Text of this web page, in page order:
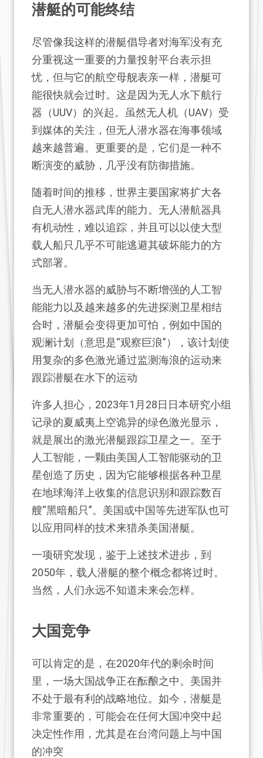
潜艇的可能终结
尽管像我这样的潜艇倡导者对海军没有充
分重视这一重要的力量投射平台表示担
忧，但与它的航空母舰表亲一样，潜艇可
能很快就会过时。这是因为无人水下航行
器（UUV）的兴起。虽然无人机（UAV）受
到媒体的关注，但无人潜水器在海事领域
越来越普遍。更重要的是，它们是一种不
断演变的威胁，几乎没有防御措施。
随着时间的推移，世界主要国家将扩大各
自无人潜水器武库的能力。无人潜航器具
有机动性，难以追踪，并且可以以使大型
载人船只几乎不可能逃避其破坏能力的方
式部署。
当无人潜水器的威胁与不断增强的人工智
能能力以及越来越多的先进探测卫星相结
合时，潜艇会变得更加可怕，例如中国的
观澜计划（意思是“观察巨浪”），该计划使
用复杂的多色激光通过监测海浪的运动来
跟踪潜艇在水下的运动
许多人担心，2023年1月28日日本研究小组
记录的夏威夷上空诡异的绿色激光显示，
就是展出的激光潜艇跟踪卫星之一。至于
人工智能，一颗由美国人工智能驱动的卫
星创造了历史，因为它能够根据各种卫星
在地球海洋上收集的信息识别和跟踪数百
艘“黑暗船只”。美国或中国等先进军队也可
以应用同样的技术来猎杀美国潜艇。
一项研究发现，鉴于上述技术进步，到
2050年，载人潜艇的整个概念都将过时。
当然，人们永远不知道未来会怎样。
大国竞争
可以肯定的是，在2020年代的剩余时间
里，一场大国战争正在酝酿之中。美国并
不处于最有利的战略地位。如今，潜艇是
非常重要的，可能会在任何大国冲突中起
决定性作用，尤其是在台湾问题上与中国
的冲突